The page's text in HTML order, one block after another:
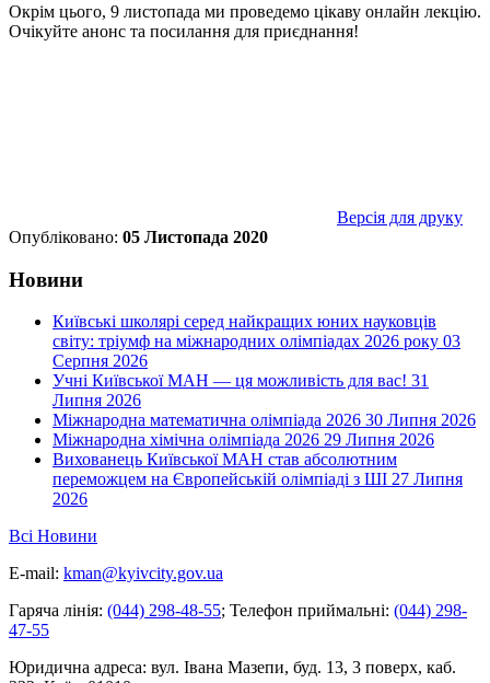
Окрім цього, 9 листопада ми проведемо цікаву онлайн лекцію.
Очікуйте анонс та посилання для приєднання!
Версія для друку
Опубліковано: 05 Листопада 2020
Новини
Київські школярі серед найкращих юних науковців
світу: тріумф на міжнародних олімпіадах 2026 року 03
Серпня 2026
Учні Київської МАН — ця можливість для вас! 31
Липня 2026
Міжнародна математична олімпіада 2026 30 Липня 2026
Міжнародна хімічна олімпіада 2026 29 Липня 2026
Вихованець Київської МАН став абсолютним
переможцем на Європейській олімпіаді з ШІ 27 Липня
2026
Всі Новини
E-mail: kman@kyivcity.gov.ua
Гаряча лінія: (044) 298-48-55; Телефон приймальні: (044) 298-
47-55
Юридична адреса: вул. Івана Мазепи, буд. 13, 3 поверх, каб.